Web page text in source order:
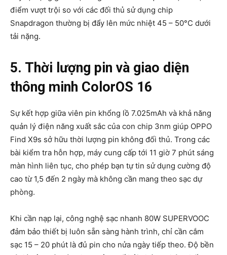
điểm vượt trội so với các đối thủ sử dụng chip
Snapdragon thường bị đẩy lên mức nhiệt 45 – 50°C dưới
tải nặng.
5. Thời lượng pin và giao diện
thông minh ColorOS 16
Sự kết hợp giữa viên pin khổng lồ 7.025mAh và khả năng
quản lý điện năng xuất sắc của con chip 3nm giúp OPPO
Find X9s sở hữu thời lượng pin không đối thủ. Trong các
bài kiểm tra hỗn hợp, máy cung cấp tới 11 giờ 7 phút sáng
màn hình liên tục, cho phép bạn tự tin sử dụng cường độ
cao từ 1,5 đến 2 ngày mà không cần mang theo sạc dự
phòng.
Khi cần nạp lại, công nghệ sạc nhanh 80W SUPERVOOC
đảm bảo thiết bị luôn sẵn sàng hành trình, chỉ cần cắm
sạc 15 – 20 phút là đủ pin cho nửa ngày tiếp theo. Độ bền